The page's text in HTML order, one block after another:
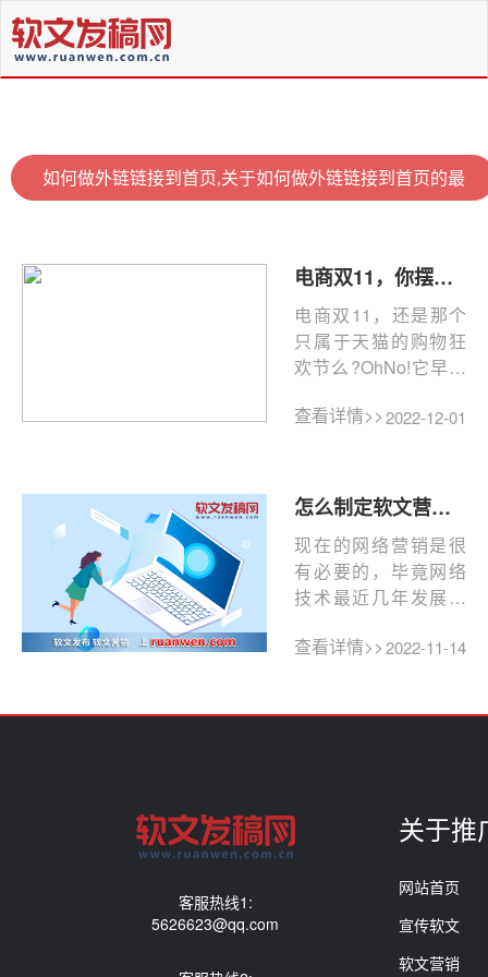
如何做外链链接到首页,关于如何做外链链接到首页的最
电商双11，你摆好姿势了么？( 电商怎么备战双11)
电商双11，还是那个
只属于天猫的购物狂
欢节么?OhNo!它早已
节，你家有活动我也
查看详情>>2022-12-01
怎么制定软文营销策略？5种营销方式，让你的营销事半功倍
现在的网络营销是很
有必要的，毕竟网络
技术最近几年发展的
了解公司的实力，都
查看详情>>2022-11-14
客服热线1:
5626623@qq.com
关于推
网站首页
宣传软文
软文营销